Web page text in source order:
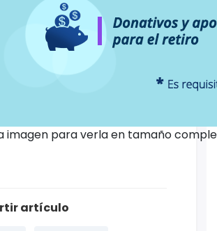
imagen para verla en tamaño
artículo